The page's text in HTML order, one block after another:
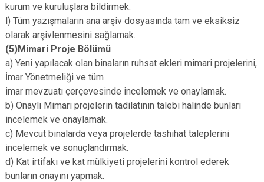
kurum ve kuruluşlara bildirmek.
l) Tüm yazışmaların ana arşiv dosyasında tam ve eksiksiz
olarak arşivlenmesini sağlamak.
(5)Mimari Proje Bölümü
a) Yeni yapılacak olan binaların ruhsat ekleri mimari projelerini,
İmar Yönetmeliği ve tüm
imar mevzuatı çerçevesinde incelemek ve onaylamak.
b) Onaylı Mimari projelerin tadilatının talebi halinde bunları
incelemek ve onaylamak.
c) Mevcut binalarda veya projelerde tashihat taleplerini
incelemek ve sonuçlandırmak.
d) Kat irtifakı ve kat mülkiyeti projelerini kontrol ederek
bunların onayını yapmak.